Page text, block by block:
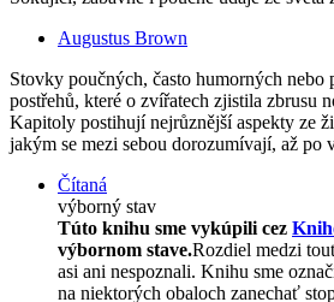
Augustus Brown
Stovky poučných, často humorných nebo
postřehů, které o zvířatech zjistila zbrusu
Kapitoly postihují nejrůznější aspekty ze
jakým se mezi sebou dorozumívají, až po
Čítaná
výborný stav
Túto knihu sme vykúpili cez
výbornom stave.Rozdiel medzi
asi ani nespoznali. Knihu sme
na niektorých obaloch zanechať